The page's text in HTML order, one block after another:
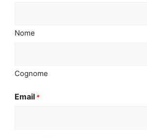
Nome
Cognome
Email *